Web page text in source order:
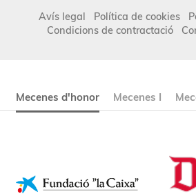
Avís legal Política de cookies
Condicions de contractació
Mecenes d'honor Mecenes I